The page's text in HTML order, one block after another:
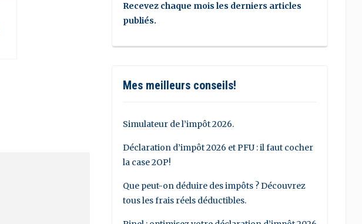
Recevez chaque mois les derniers articles
publiés.
Mes meilleurs conseils!
Simulateur de l’impôt 2026.
Déclaration d’impôt 2026 et PFU : il faut cocher
la case 2OP!
Que peut-on déduire des impôts ? Découvrez
tous les frais réels déductibles.